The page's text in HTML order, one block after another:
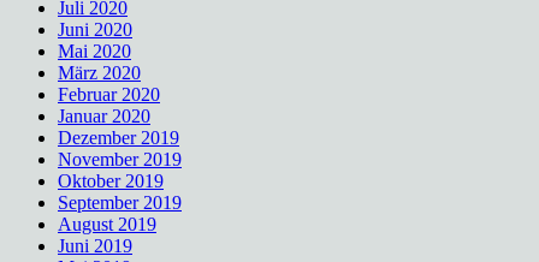
Juli 2020
Juni 2020
Mai 2020
März 2020
Februar 2020
Januar 2020
Dezember 2019
November 2019
Oktober 2019
September 2019
August 2019
Juni 2019